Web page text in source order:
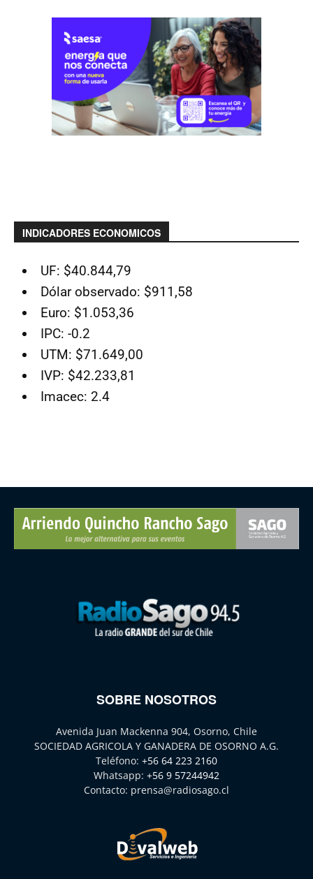
INDICADORES ECONOMICOS
UF: $40.844,79
Dólar observado: $911,58
Euro: $1.053,36
IPC: -0.2
UTM: $71.649,00
IVP: $42.233,81
Imacec: 2.4
SOBRE NOSOTROS
Avenida Juan Mackenna 904, Osorno, Chile
SOCIEDAD AGRICOLA Y GANADERA DE OSORNO A.G.
Teléfono: +56 64 223 2160
Whatsapp: +56 9 57244942
Contacto: prensa@radiosago.cl